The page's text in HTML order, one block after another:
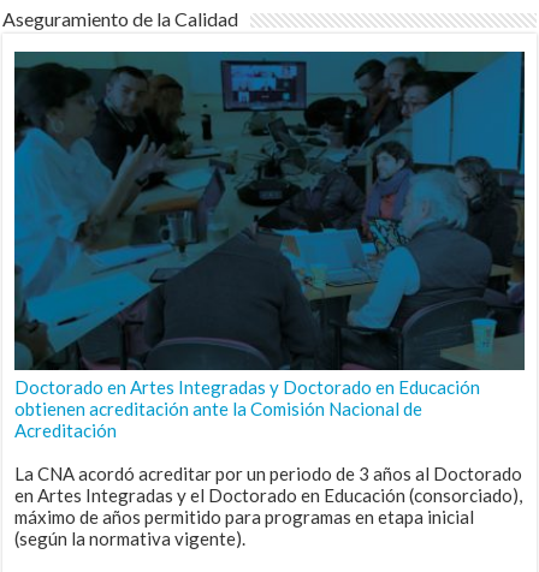
Aseguramiento de la Calidad
Doctorado en Artes Integradas y Doctorado en Educación
obtienen acreditación ante la Comisión Nacional de
Acreditación
La CNA acordó acreditar por un periodo de 3 años al Doctorado
en Artes Integradas y el Doctorado en Educación (consorciado),
máximo de años permitido para programas en etapa inicial
(según la normativa vigente).